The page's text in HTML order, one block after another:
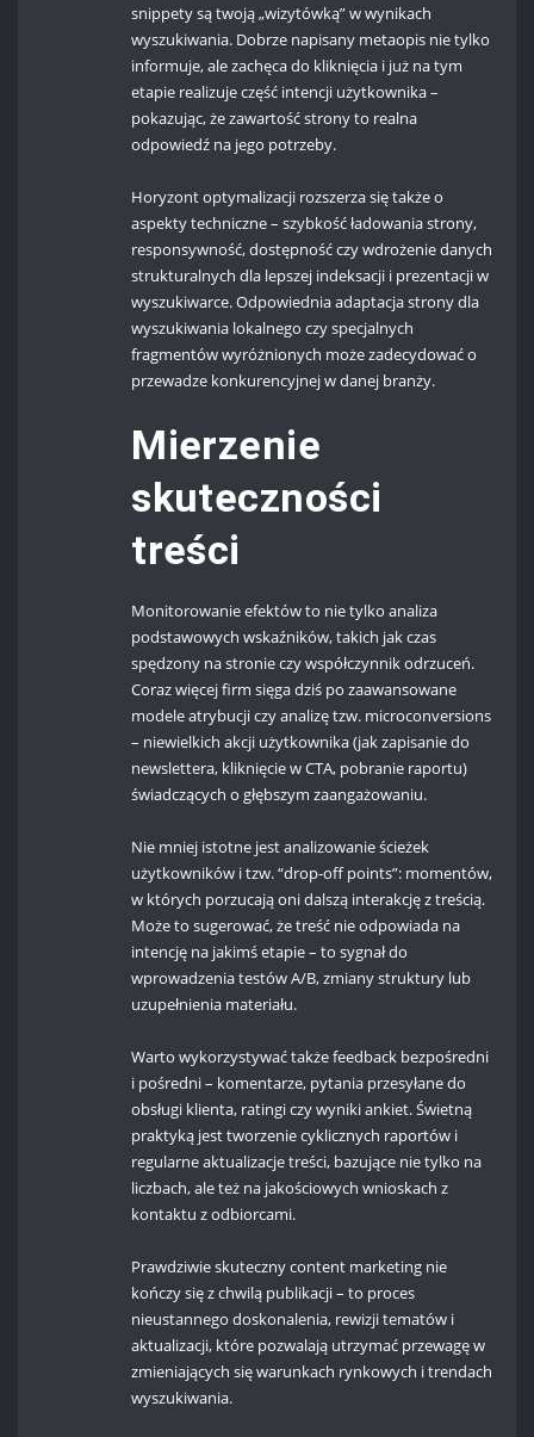
snippety są twoją „wizytówką” w wynikach
wyszukiwania. Dobrze napisany metaopis nie tylko
informuje, ale zachęca do kliknięcia i już na tym
etapie realizuje część intencji użytkownika –
pokazując, że zawartość strony to realna
odpowiedź na jego potrzeby.
Horyzont optymalizacji rozszerza się także o
aspekty techniczne – szybkość ładowania strony,
responsywność, dostępność czy wdrożenie danych
strukturalnych dla lepszej indeksacji i prezentacji w
wyszukiwarce. Odpowiednia adaptacja strony dla
wyszukiwania lokalnego czy specjalnych
fragmentów wyróżnionych może zadecydować o
przewadze konkurencyjnej w danej branży.
Mierzenie
skuteczności
treści
Monitorowanie efektów to nie tylko analiza
podstawowych wskaźników, takich jak czas
spędzony na stronie czy współczynnik odrzuceń.
Coraz więcej firm sięga dziś po zaawansowane
modele atrybucji czy analizę tzw. microconversions
– niewielkich akcji użytkownika (jak zapisanie do
newslettera, kliknięcie w CTA, pobranie raportu)
świadczących o głębszym zaangażowaniu.
Nie mniej istotne jest analizowanie ścieżek
użytkowników i tzw. “drop-off points”: momentów,
w których porzucają oni dalszą interakcję z treścią.
Może to sugerować, że treść nie odpowiada na
intencję na jakimś etapie – to sygnał do
wprowadzenia testów A/B, zmiany struktury lub
uzupełnienia materiału.
Warto wykorzystywać także feedback bezpośredni
i pośredni – komentarze, pytania przesyłane do
obsługi klienta, ratingi czy wyniki ankiet. Świetną
praktyką jest tworzenie cyklicznych raportów i
regularne aktualizacje treści, bazujące nie tylko na
liczbach, ale też na jakościowych wnioskach z
kontaktu z odbiorcami.
Prawdziwie skuteczny content marketing nie
kończy się z chwilą publikacji – to proces
nieustannego doskonalenia, rewizji tematów i
aktualizacji, które pozwalają utrzymać przewagę w
zmieniających się warunkach rynkowych i trendach
wyszukiwania.